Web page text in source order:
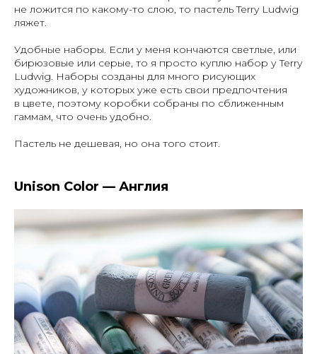
не ложится по какому-то слою, то пастель Terry Ludwig
ляжет.
Удобные наборы. Если у меня кончаются светлые, или
бирюзовые или серые, то я просто куплю набор у Terry
Ludwig. Наборы созданы для много рисующих
художников, у которых уже есть свои предпочтения
в цвете, поэтому коробки собраны по сближенным
гаммам, что очень удобно.
Пастель не дешевая, но она того стоит.
Unison Color — Англия